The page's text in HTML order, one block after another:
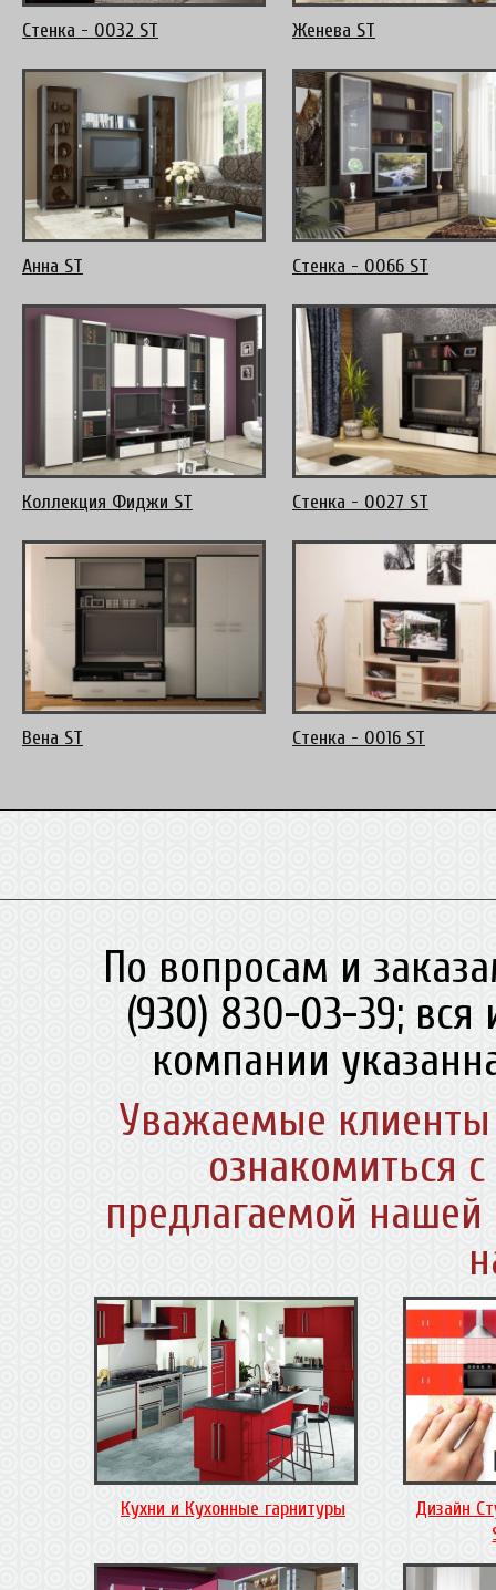
Стенка - 0032 ST Женева ST
Анна ST Стенка - 0066 ST
Коллекция Фиджи ST Стенка - 0027 ST
Вена ST Стенка - 0016 ST
По вопросам и
(930) 830-03-39;
компании
Уважаемые
ознакомиться
предлагаемой
Кухни и Кухонные гарнитуры
Дизайн